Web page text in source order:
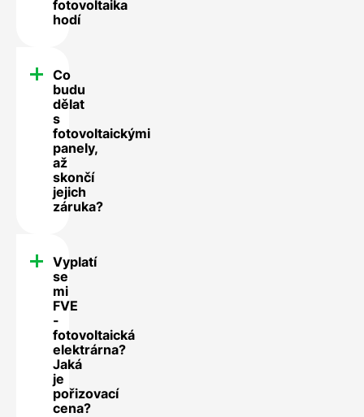
fotovoltaika
hodí
Co
budu
dělat
s
fotovoltaickými
panely,
až
skončí
jejich
záruka?
Vyplatí
se
mi
FVE
-
fotovoltaická
elektrárna?
Jaká
je
pořizovací
cena?